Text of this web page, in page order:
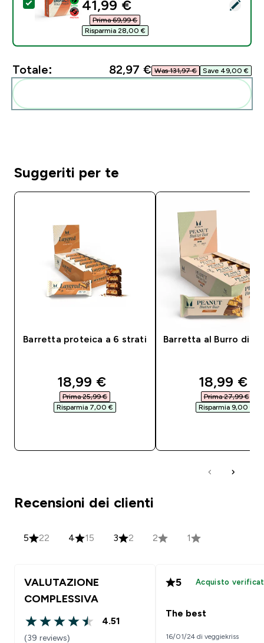
Seleziona questo prodotto - Impact Whey Protein -
discounted price
41,99 €‎
Prima 69,99 €‎
Risparmia 28,00 €‎
Totale: 82,97 €‎ Was 131,97 €‎ Save 49,00 €‎
Suggeriti per te
Barretta proteica a 6 strati
discounted price
18,99 €‎
Prima 25,99 €‎
Risparmia 7,00 €‎
Barretta al Burro di
18,99 €‎
Prima 27,99 €‎
Risparmia 9,00 €‎
Recensioni dei clienti
5 22 4 15 3 2 2 1
VALUTAZIONE
COMPLESSIVA
4.51 out of 5 stars
4.51
(39 reviews)
5 Acquisto
The best
16/01/24 di veggiekriss